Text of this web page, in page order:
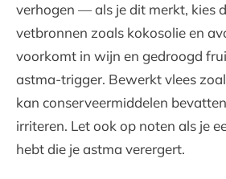
verhogen — als je dit merkt, kies
vetbronnen zoals kokosolie en
voorkomt in wijn en gedroogd
astma-trigger. Bewerkt vlees
kan conserveermiddelen
irriteren. Let ook op noten als je
hebt die je astma verergert.